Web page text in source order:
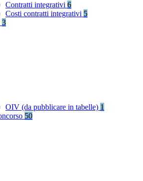
Contratti integrativi 6
Costi contratti integrativi 5
3
OIV (da pubblicare in tabelle) 1
50